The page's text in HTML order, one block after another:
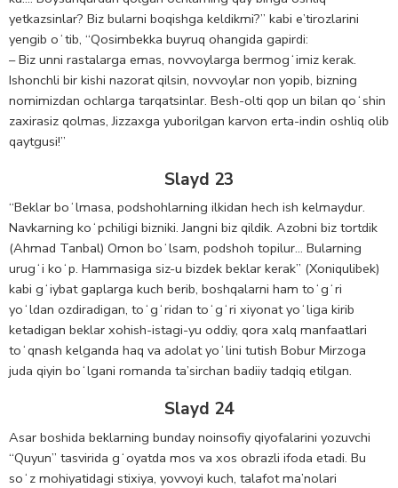
yetkazsinlar? Biz bularni boqishga keldikmi?” kabi e’tirozlarini
yengib oʻtib, “Qosimbekka buyruq ohangida gapirdi:
– Biz unni rastalarga emas, novvoylarga bermogʻimiz kerak.
Ishonchli bir kishi nazorat qilsin, novvoylar non yopib, bizning
nomimizdan ochlarga tarqatsinlar. Besh-olti qop un bilan qoʻshin
zaxirasiz qolmas, Jizzaxga yuborilgan karvon erta-indin oshliq olib
qaytgusi!”
Slayd 23
“Beklar boʻlmasa, podshohlarning ilkidan hech ish kelmaydur.
Navkarning koʻpchiligi bizniki. Jangni biz qildik. Azobni biz tortdik
(Ahmad Tanbal) Omon boʻlsam, podshoh topilur… Bularning
urugʻi koʻp. Hammasiga siz-u bizdek beklar kerak” (Xoniqulibek)
kabi gʻiybat gaplarga kuch berib, boshqalarni ham toʻgʻri
yoʻldan ozdiradigan, toʻgʻridan toʻgʻri xiyonat yoʻliga kirib
ketadigan beklar xohish-istagi-yu oddiy, qora xalq manfaatlari
toʻqnash kelganda haq va adolat yoʻlini tutish Bobur Mirzoga
juda qiyin boʻlgani romanda ta’sirchan badiiy tadqiq etilgan.
Slayd 24
Asar boshida beklarning bunday noinsofiy qiyofalarini yozuvchi
“Quyun” tasvirida gʻoyatda mos va xos obrazli ifoda etadi. Bu
soʻz mohiyatidagi stixiya, yovvoyi kuch, talafot ma’nolari